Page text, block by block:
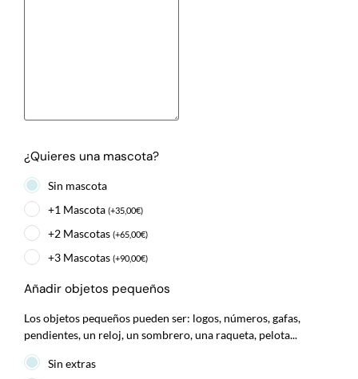
¿Quieres una mascota?
Sin mascota
+1 Mascota (+35,00€)
+2 Mascotas (+65,00€)
+3 Mascotas (+90,00€)
Añadir objetos pequeños
Los objetos pequeños pueden ser: logos, números, gafas,
pendientes, un reloj, un sombrero, una raqueta, pelota...
Sin extras